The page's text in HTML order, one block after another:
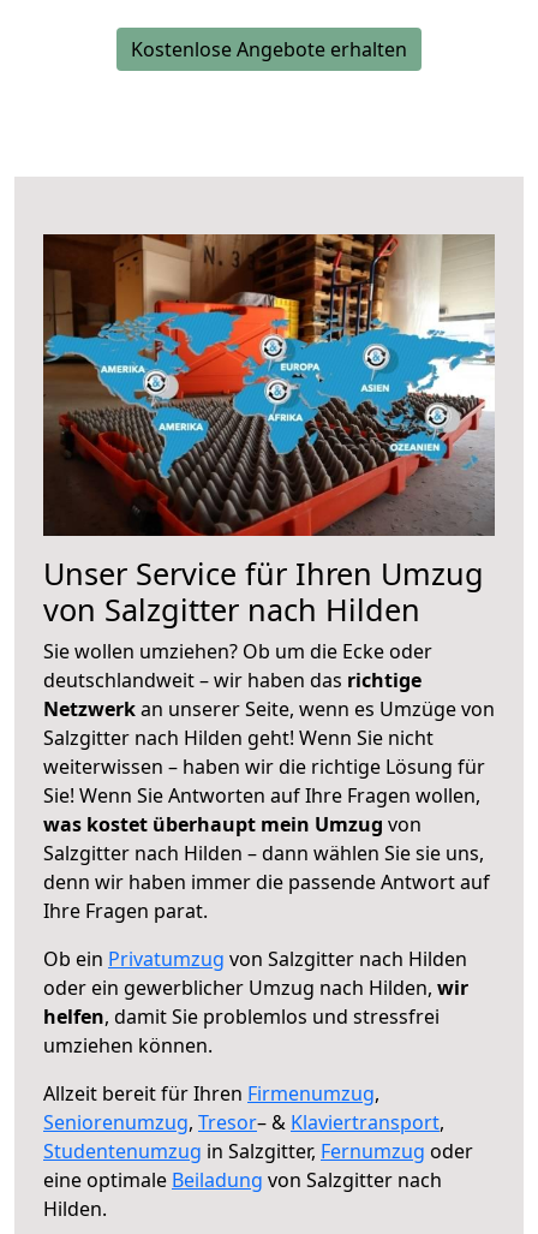
Kostenlose Angebote erhalten
Unser Service für Ihren Umzug
von Salzgitter nach Hilden
Sie wollen umziehen? Ob um die Ecke oder
deutschlandweit – wir haben das richtige
Netzwerkan unserer Seite, wenn es Umzüge von
Salzgitter nach Hilden geht! Wenn Sie nicht
weiterwissen – haben wir die richtige Lösung für
Sie! Wenn Sie Antworten auf Ihre Fragen wollen,
was kostet überhaupt mein Umzug von
Salzgitter nach Hilden – dann wählen Sie sie uns,
denn wir haben immer die passende Antwort auf
Ihre Fragen parat.
Ob ein Privatumzug von Salzgitter nach Hilden
oder ein gewerblicher Umzug nach Hilden, wir
helfen, damit Sie problemlos und stressfrei
umziehen können.
Allzeit bereit für Ihren Firmenumzug,
Seniorenumzug, Tresor– & Klaviertransport,
Studentenumzug in Salzgitter, Fernumzug oder
eine optimale Beiladung von Salzgitter nach
Hilden.